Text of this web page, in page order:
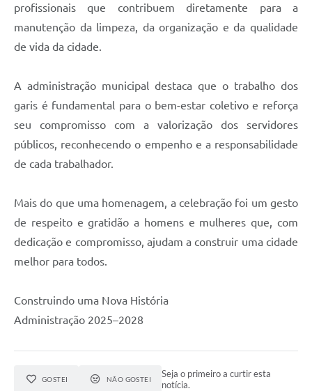
profissionais que contribuem diretamente para a
manutenção da limpeza, da organização e da qualidade
de vida da cidade.
A administração municipal destaca que o trabalho dos
garis é fundamental para o bem-estar coletivo e reforça
seu compromisso com a valorização dos servidores
públicos, reconhecendo o empenho e a responsabilidade
de cada trabalhador.
Mais do que uma homenagem, a celebração foi um gesto
de respeito e gratidão a homens e mulheres que, com
dedicação e compromisso, ajudam a construir uma cidade
melhor para todos.
Construindo uma Nova História
Administração 2025–2028
GOSTEI NÃO GOSTEI
Seja o primeiro a curtir esta
notícia.